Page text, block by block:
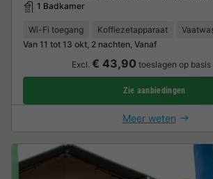
1 Badkamer
Wi-Fi toegang Koffiezetapparaat
Van 11 tot 13 okt, 2 nachten, Vanaf
Excl. € 43,90 toeslagen op
Zie aanbiedingen
Meer weten